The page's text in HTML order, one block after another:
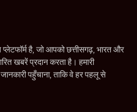
है, जो आपको छत्तीसगढ़, भारत और
खबरें प्रदान करता है। हमारी
पहुँचाना, ताकि वे हर पहलू से